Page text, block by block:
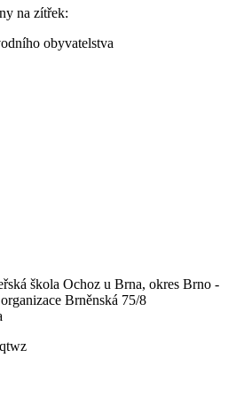
na zítřek:
obyvatelstva
škola Ochoz u Brna, okres Brno -
Brněnská 75/8